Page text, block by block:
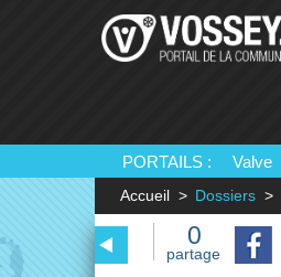
PORTAILS : Valve
Accueil Dossiers
0
partage